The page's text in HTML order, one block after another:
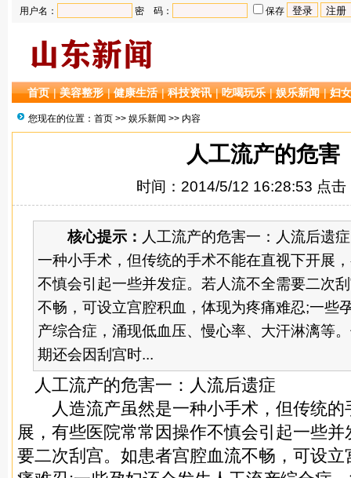
用户名： 密 码： 保存
首页 |美容整形 |健康生活 |科技资讯 |吃喝玩乐 |娱乐新闻 |妇
您现在的位置： 首页 >> 娱乐新闻 >> 内容
人工流产的危害
时间：2014/5/12 16:28:53 点击
核心提示： 人工流产的危害一：人流后
一种小手术，但传统的手术不能在直视下开展
不慎会引起一些并发症。若人流不全需要二次
不畅，可设立宫腔积血，体现为疼痛难忍;一些
产综合症，涌现低血压、慢心率、大汗淋漓等
期还会因刮宫时...
人工流产的危害一：人流后遗症
人造流产虽然是一种小手术，但传统的
展，有些医院常常因操作不慎会引起一些
要二次刮宫。如患者宫腔血流不畅，可设